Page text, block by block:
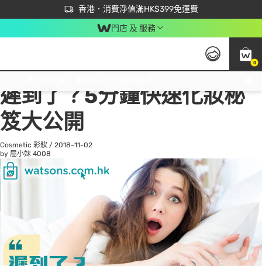
香港．消費淨值滿HK$399免運費
立即成為易賞錢會員盡享獨家優惠
首次APP下單買滿$450 輸入 NEWAPP 即減$50
門店 及 服務
0
All
遲到了？5分鐘快速化妝秘
笈大公開
Cosmetic 彩妝 / 2018-11-02
by 屈小妹 4008